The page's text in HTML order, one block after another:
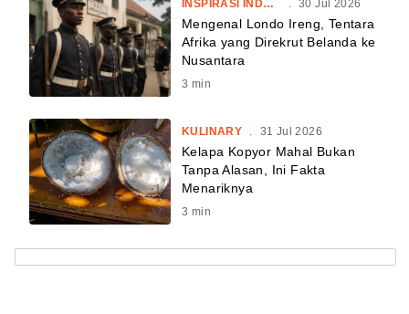
INSPIRASI INDONESIA 30 Jul 2026
Mengenal Londo Ireng, Tentara
Afrika yang Direkrut Belanda ke
Nusantara
3 min
KULINARY . 31 Jul 2026
Kelapa Kopyor Mahal Bukan
Tanpa Alasan, Ini Fakta
Menariknya
3 min